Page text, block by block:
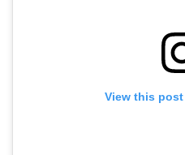
View this